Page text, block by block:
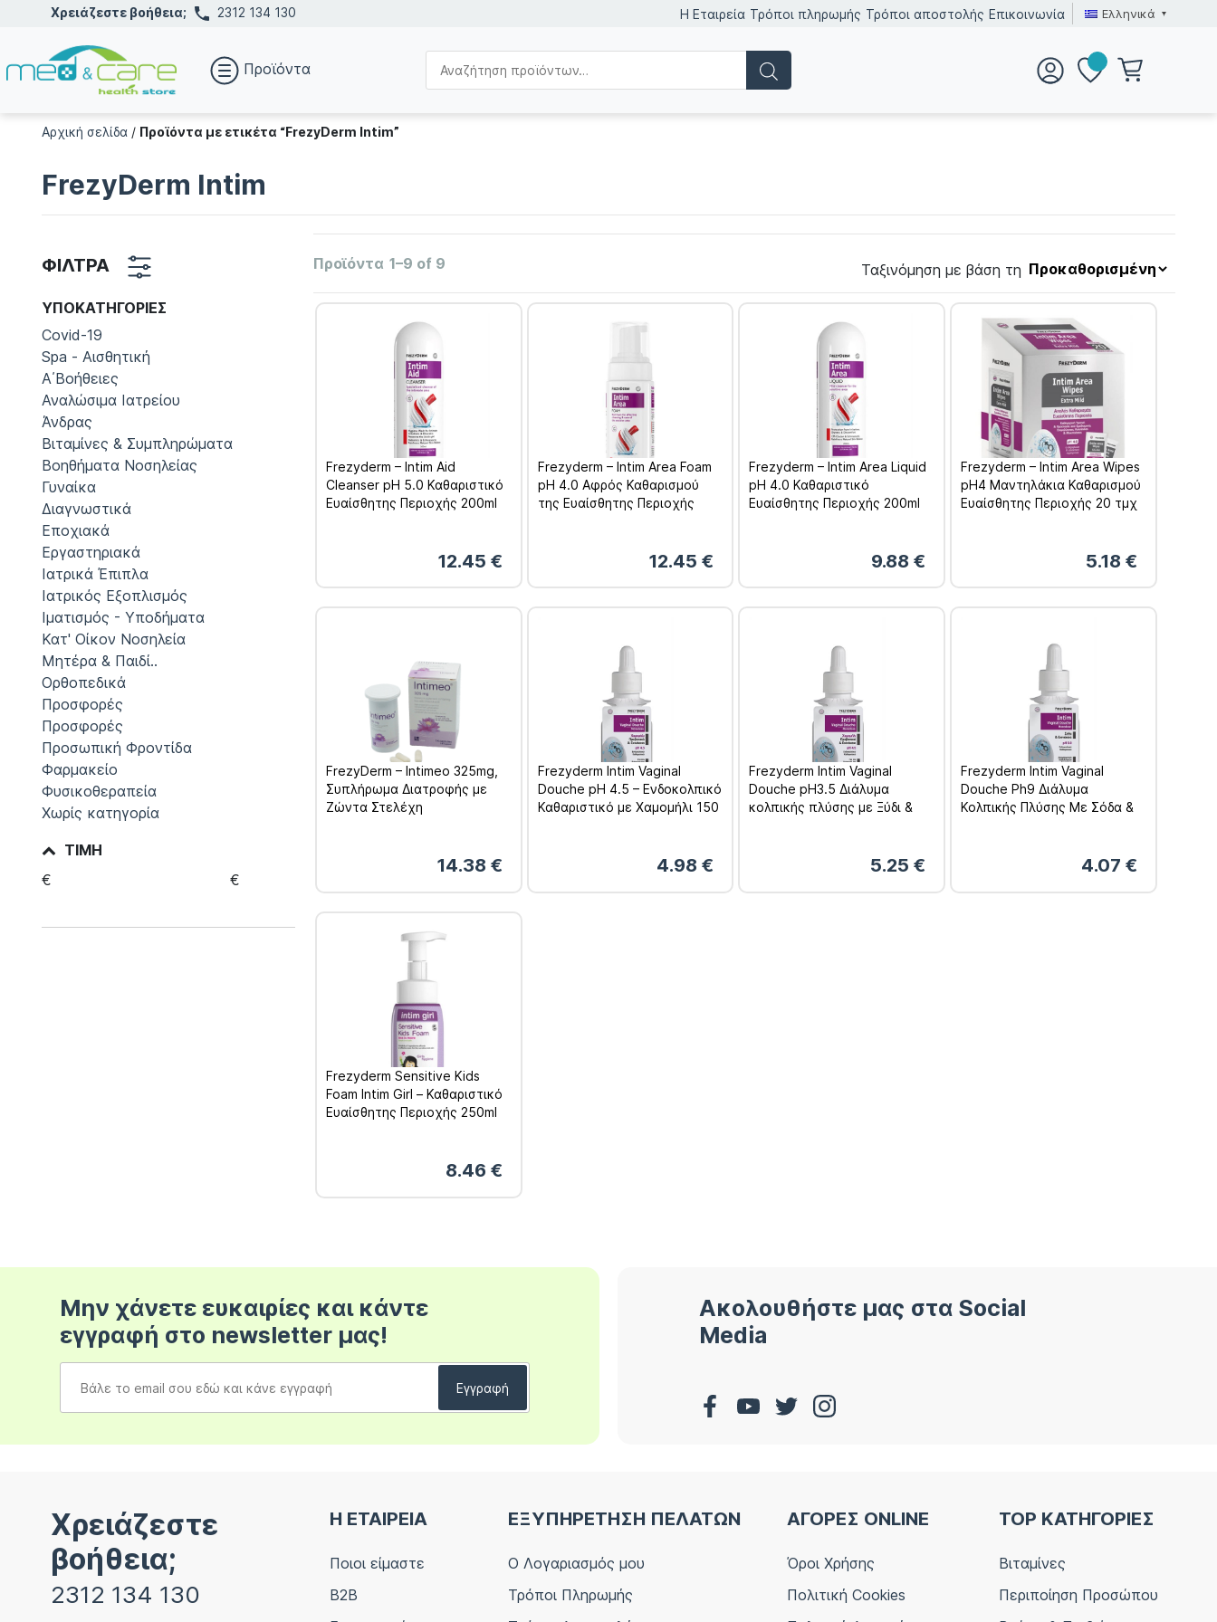
Χρειάζεστε βοήθεια; 2312 134 130 Η Εταιρεία Τρόποι πληρωμής Τρόποι αποστολής Επικοινωνία Ελληνικά
Προϊόντα
Αρχική σελίδα/ Προϊόντα με ετικέτα “FrezyDerm Intim”
FrezyDerm Intim
ΦΙΛΤΡΑ
ΥΠΟΚΑΤΗΓΟΡΊΕΣ
Covid-19
Spa - Αισθητική
Α΄Βοήθειες
Αναλώσιμα Ιατρείου
Άνδρας
Βιταμίνες & Συμπληρώματα
Βοηθήματα Νοσηλείας
Γυναίκα
Διαγνωστικά
Εποχιακά
Εργαστηριακά
Ιατρικά Έπιπλα
Ιατρικός Εξοπλισμός
Ιματισμός - Υποδήματα
Κατ' Οίκον Νοσηλεία
Μητέρα & Παιδί..
Ορθοπεδικά
Προσφορές
Προσφορές
Προσωπική Φροντίδα
Φαρμακείο
Φυσικοθεραπεία
Χωρίς κατηγορία
ΤΙΜΉ
€
€
Προϊόντα 1–9 of 9 Ταξινόμηση με βάση τη
Frezyderm – Intim Aid
Cleanser pH 5.0 Καθαριστικό
Ευαίσθητης Περιοχής 200ml
12.45 €
Frezyderm – Intim Area Foam
pH 4.0 Αφρός Καθαρισμού
της Ευαίσθητης Περιοχής
12.45€
Frezyderm – Intim Area Liquid
pH 4.0 Καθαριστικό
Ευαίσθητης Περιοχής 200ml
9.88€
Frezyderm – Intim Area Wipes
pH4 Μαντηλάκια Καθαρισμού
Ευαίσθητης Περιοχής 20 τμχ
5.18 €
FrezyDerm – Intimeo 325mg,
Συπλήρωμα Διατροφής με
Ζώντα Στελέχη
14.38 €
Frezyderm Intim Vaginal
Douche pH 4.5 – Ενδοκολπικό
Καθαριστικό με Χαμομήλι 150
4.98€
Frezyderm Intim Vaginal
Douche pH3.5 Διάλυμα
κολπικής πλύσης με Ξύδι &
5.25€
Frezyderm Intim Vaginal
Douche Ph9 Διάλυμα
Κολπικής Πλύσης Με Σόδα &
4.07 €
Frezyderm Sensitive Kids
Foam Intim Girl – Καθαριστικό
Ευαίσθητης Περιοχής 250ml
8.46 €
Μην χάνετε ευκαιρίες και κάντε
εγγραφή στο newsletter μας!
Ακολουθήστε μας στα Social
Media
Χρειάζεστε
βοήθεια;
2312 134 130
Η ΕΤΑΙΡΕΙΑ
Ποιοι είμαστε
B2B
ΕΞΥΠΗΡΕΤΗΣΗ ΠΕΛΑΤΩΝ
Ο Λογαριασμός μου
Τρόποι Πληρωμής
ΑΓΟΡΕΣ ONLINE
Όροι Χρήσης
Πολιτική Cookies
TOP ΚΑΤΗΓΟΡΙΕΣ
Βιταμίνες
Περιποίηση Προσώπου